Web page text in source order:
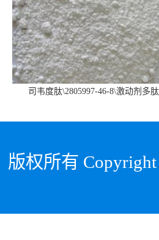
司韦度肽\2805997-46-8\激动剂多肽
版权所有